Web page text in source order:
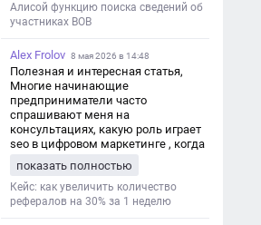
Алисой функцию поиска сведений об
участниках ВОВ
Alex Frolov 8 мая 2026 в 14:48
Полезная и интересная статья,
Многие начинающие
предприниматели часто
спрашивают меня на
консультациях, какую роль играет
seo в цифровом маркетинге , когда
обсуждаем их проект:
https://aseotop.com/kakuyu-rol-igraet-
seo-v-czifrovom-marketinge/
показать полностью
Кейс: как увеличить количество
рефералов на 30% за 1 неделю